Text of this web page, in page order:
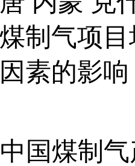
制气项
素的影
国煤制气